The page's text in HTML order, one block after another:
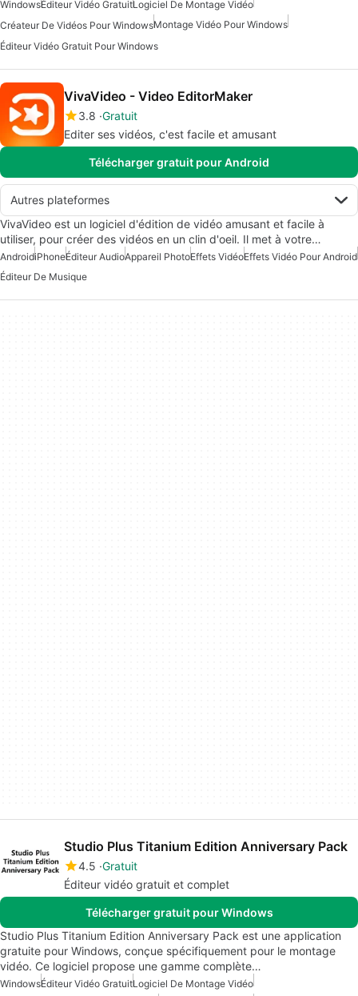
WindowsÉditeur Vidéo GratuitLogiciel De Montage Vidéo
Créateur De Vidéos Pour WindowsMontage Vidéo Pour Windows
Éditeur Vidéo Gratuit Pour Windows
VivaVideo - Video EditorMaker
3.8 Gratuit
Editer ses vidéos, c'est facile et amusant
Télécharger gratuit pour Android
Autres plateformes
VivaVideo est un logiciel d'édition de vidéo amusant et facile à
utiliser, pour créer des vidéos en un clin d'oeil. Il met à votre…
AndroidiPhoneÉditeur AudioAppareil PhotoEffets VidéoEffets Vidéo Pour Android
Éditeur De Musique
Studio Plus Titanium Edition Anniversary Pack
4.5 Gratuit
Éditeur vidéo gratuit et complet
Télécharger gratuit pour Windows
Studio Plus Titanium Edition Anniversary Pack est une application
gratuite pour Windows, conçue spécifiquement pour le montage
vidéo. Ce logiciel propose une gamme complète…
WindowsÉditeur Vidéo GratuitLogiciel De Montage Vidéo